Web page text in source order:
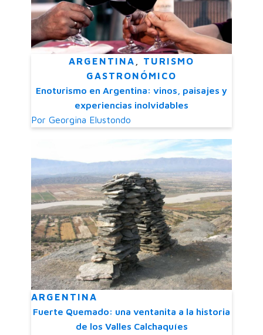
ARGENTINA
TURISMO
GASTRONÓMICO
Enoturismo en Argentina: vinos, paisajes y
experiencias inolvidables
Por Georgina Elustondo
ARGENTINA
Fuerte Quemado: una ventanita a la historia
de los Valles Calchaquíes